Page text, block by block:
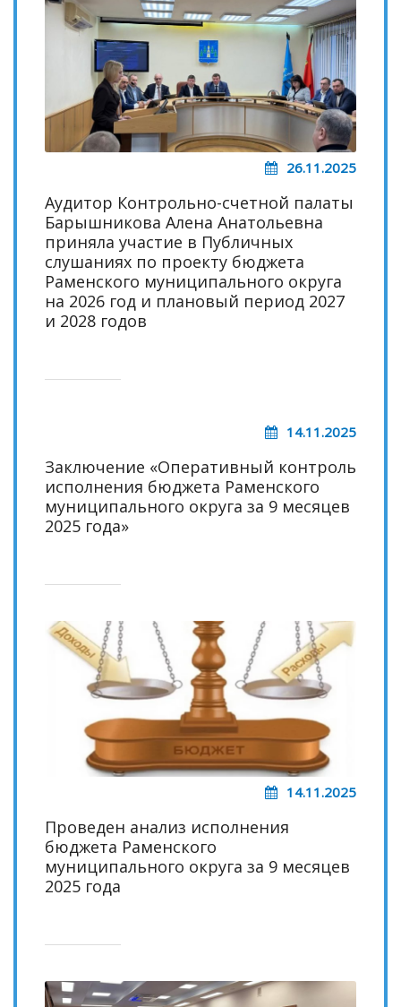
26.11.2025
Аудитор Контрольно-счетной палаты
Барышникова Алена Анатольевна
приняла участие в Публичных
слушаниях по проекту бюджета
Раменского муниципального округа
на 2026 год и плановый период 2027
и 2028 годов
14.11.2025
Заключение «Оперативный контроль
исполнения бюджета Раменского
муниципального округа за 9 месяцев
2025 года»
14.11.2025
Проведен анализ исполнения
бюджета Раменского
муниципального округа за 9 месяцев
2025 года